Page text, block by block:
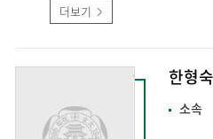
더보기
한형숙
소속